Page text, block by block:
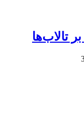
تالاب‌ها